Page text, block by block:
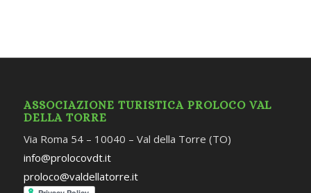
ASSOCIAZIONE TURISTICA PROLOCO VAL
DELLA TORRE
Via Roma 54 – 10040 – Val della Torre (TO)
info@prolocovdt.it
proloco@valdellatorre.it